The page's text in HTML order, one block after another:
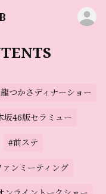
つかさディナーショー
坂46版セラミュー
#前ステ
ァンミーティング